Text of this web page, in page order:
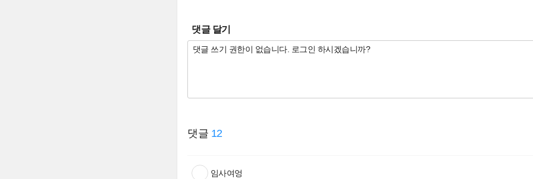
댓글 달기
댓글 12
임사여엉